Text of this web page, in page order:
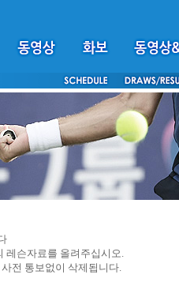
레슨자료를 올려주십시오.
전 통보없이 삭제됩니다.